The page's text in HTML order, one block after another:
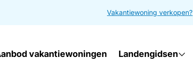
Vakantiewoning verkopen?
vakantiewoningen Landengidsen